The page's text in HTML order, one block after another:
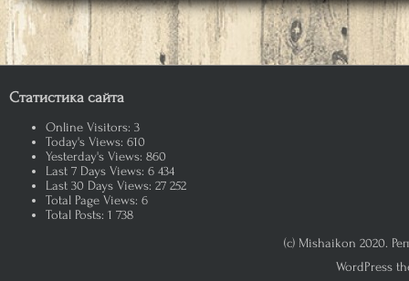
Статистика сайта
Online Visitors: 3
Today's Views: 610
Yesterday's Views: 860
Last 7 Days Views: 6 434
Last 30 Days Views: 27 252
Total Page Views: 6
Total Posts: 1 738
(c) Mishaikon 2020.
WordPress